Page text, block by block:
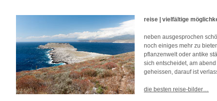
reise | vielfältige
neben ausgesprochen
noch einiges mehr zu
pflanzenwelt oder antike
sich entscheidet, am
geheissen, darauf ist
die besten reise-bilder…